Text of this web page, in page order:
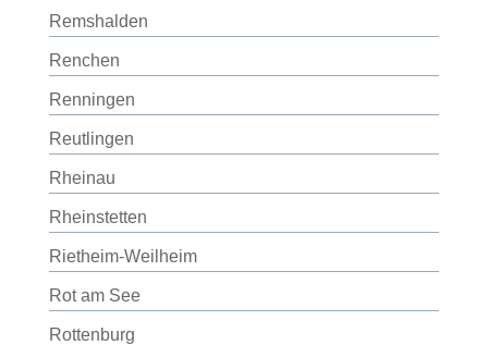
Remshalden
Renchen
Renningen
Reutlingen
Rheinau
Rheinstetten
Rietheim-Weilheim
Rot am See
Rottenburg